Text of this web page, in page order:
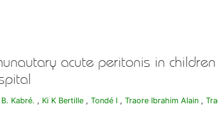
acute peritonis in
Kabré. , Ki K Bertille , Tondé I , Traore Ibrahim Alain ,